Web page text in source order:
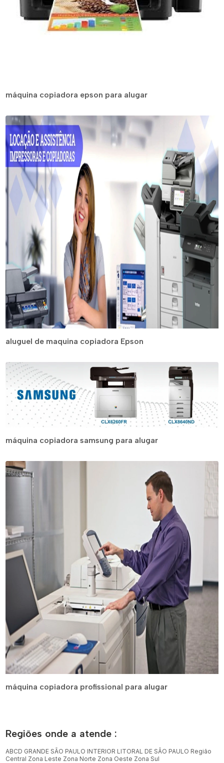
máquina copiadora epson para alugar
aluguel de maquina copiadora Epson
máquina copiadora samsung para alugar
máquina copiadora profissional para alugar
Regiões onde a atende :
ABCD GRANDE SÃO PAULO INTERIOR LITORAL DE SÃO PAULO Região
Central Zona Leste Zona Norte Zona Oeste Zona Sul